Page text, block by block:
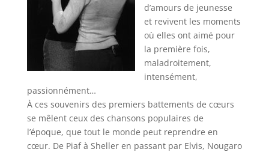
d’amours de jeunesse
et revivent les moments
où elles ont aimé pour
la première fois,
maladroitement,
intensément,
passionnément…
À ces souvenirs des premiers battements de cœurs
se mêlent ceux des chansons populaires de
l’époque, que tout le monde peut reprendre en
cœur. De Piaf à Sheller en passant par Elvis, Nougaro